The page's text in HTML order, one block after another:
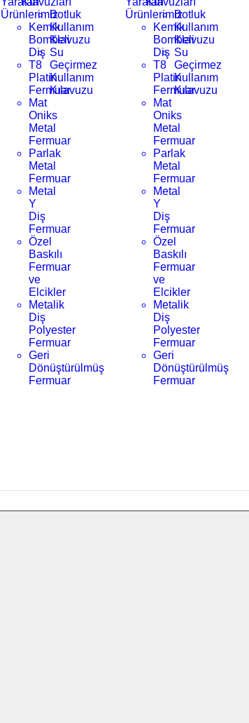
Ürünlerimiz
Kemik
Bombeli
Diş
T8
Platin
Fermuar
Mat
Oniks
Metal
Fermuar
Parlak
Metal
Fermuar
Metal
Y
Diş
Fermuar
Özel
Baskılı
Fermuar
ve
Elcikler
Metalik
Diş
Polyester
Fermuar
Geri
Dönüştürülmüş
Fermuar
Botluk
Kullanım
Klavuzu
Su
Geçirmez
Kullanım
Kılavuzu
Ürünlerimiz
Kemik
Bombeli
Diş
T8
Platin
Fermuar
Mat
Oniks
Metal
Fermuar
Parlak
Metal
Fermuar
Metal
Y
Diş
Fermuar
Özel
Baskılı
Fermuar
ve
Elcikler
Metalik
Diş
Polyester
Fermuar
Geri
Dönüştürülmüş
Fermuar
Botluk
Kullanım
Klavuzu
Su
Geçirmez
Kullanım
Kılavuzu